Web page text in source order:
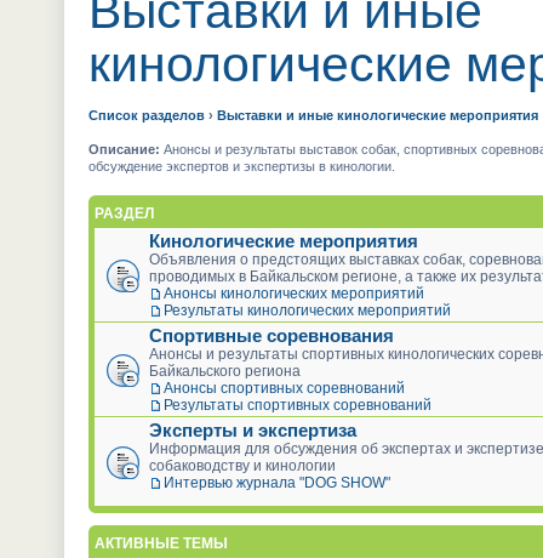
кинологические
Список разделов › Выставки и иные кинологические мероприятия
Описание: Анонсы и результаты выставок собак, спортивных
обсуждение экспертов и экспертизы в кинологии.
РАЗДЕЛ
Кинологические мероприятия
Объявления о предстоящих выставках собак,
проводимых в Байкальском регионе, а также их
Анонсы кинологических мероприятий
Результаты кинологических мероприятий
Спортивные соревнования
Анонсы и результаты спортивных кинологических
Байкальского региона
Анонсы спортивных соревнований
Результаты спортивных соревнований
Эксперты и экспертиза
Информация для обсуждения об экспертах и
собаководству и кинологии
Интервью журнала "DOG SHOW"
АКТИВНЫЕ ТЕМЫ